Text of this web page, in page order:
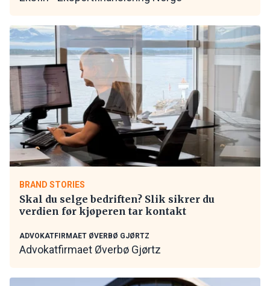
BRAND STORIES
Skal du selge bedriften? Slik sikrer du
verdien før kjøperen tar kontakt
ADVOKATFIRMAET ØVERBØ GJØRTZ
Advokatfirmaet Øverbø Gjørtz